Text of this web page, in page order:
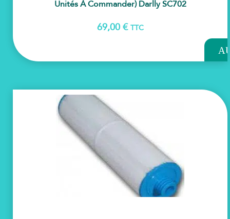
Unités À Commander) Darlly SC702
69,00 € TTC